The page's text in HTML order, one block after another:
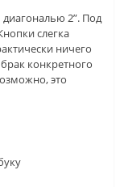
2”. Под
слегка
ничего
конкретного
это